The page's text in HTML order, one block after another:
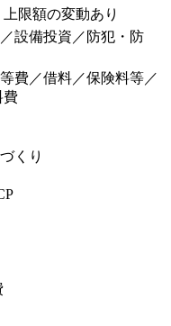
限額の変動あり
設備投資／防犯・防
費／借料／保険料等／
費
くり